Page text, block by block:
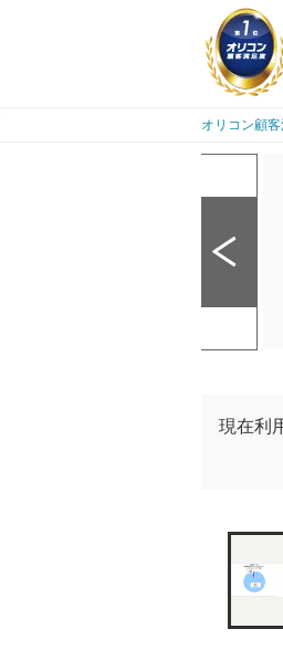
オリコン顧
現在利